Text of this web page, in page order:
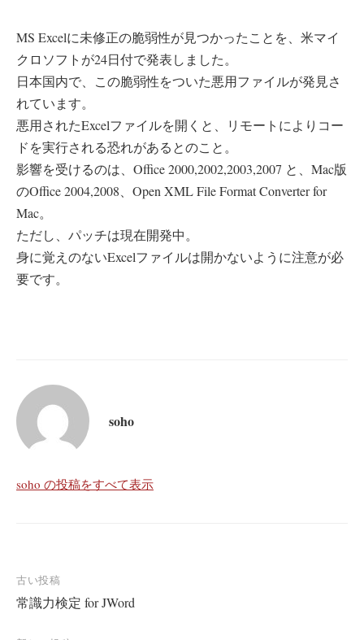
MS Excelに未修正の脆弱性が見つかったことを、米マイ
クロソフトが24日付で発表しました。
日本国内で、この脆弱性をついた悪用ファイルが発見さ
れています。
悪用されたExcelファイルを開くと、リモートによりコー
ドを実行される恐れがあるとのこと。
影響を受けるのは、Office 2000,2002,2003,2007 と、Mac版
のOffice 2004,2008、Open XML File Format Converter for
Mac。
ただし、パッチは現在開発中。
身に覚えのないExcelファイルは開かないように注意が必
要です。
soho
soho の投稿をすべて表示
投
稿
ナ
古い投稿
常識力検定 for JWord